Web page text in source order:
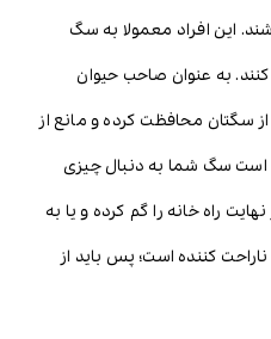
این افراد معمولا به سگ
کنند. به عنوان صاحب حیوان
سگتان محافظت کرده و مانع از
است سگ شما به دنبال چیزی
راه خانه را گم کرده و یا به
کننده است؛ پس باید از